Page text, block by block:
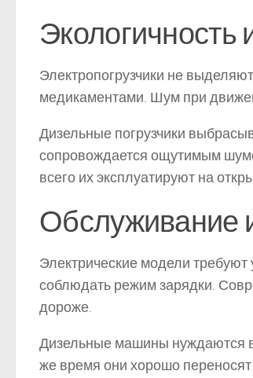
Электропогрузчики не
медикаментами. Шум при
Дизельные погрузчики
сопровождается ощутимым
всего их эксплуатируют на
Обслуживание
Электрические модели требуют
соблюдать режим зарядки.
дороже.
Дизельные машины нуждаются
же время они хорошо